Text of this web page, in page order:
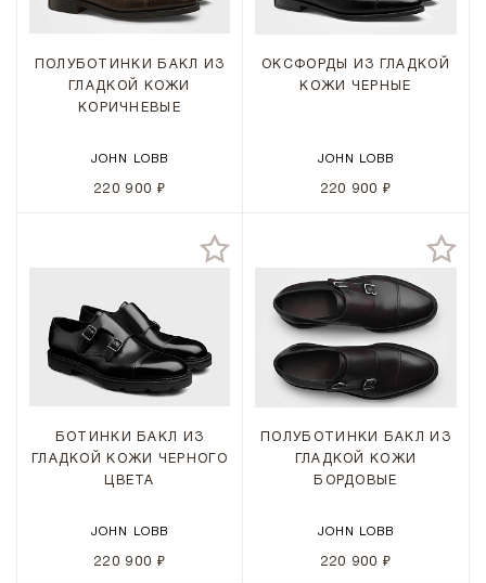
ПОЛУБОТИНКИ БАКЛ ИЗ
ГЛАДКОЙ КОЖИ
КОРИЧНЕВЫЕ
JOHN LOBB
220 900 ₽
ОКСФОРДЫ ИЗ ГЛАДКОЙ
КОЖИ ЧЕРНЫЕ
JOHN LOBB
220 900 ₽
БОТИНКИ БАКЛ ИЗ
ГЛАДКОЙ КОЖИ ЧЕРНОГО
ЦВЕТА
JOHN LOBB
220 900 ₽
ПОЛУБОТИНКИ БАКЛ ИЗ
ГЛАДКОЙ КОЖИ
БОРДОВЫЕ
JOHN LOBB
220 900 ₽